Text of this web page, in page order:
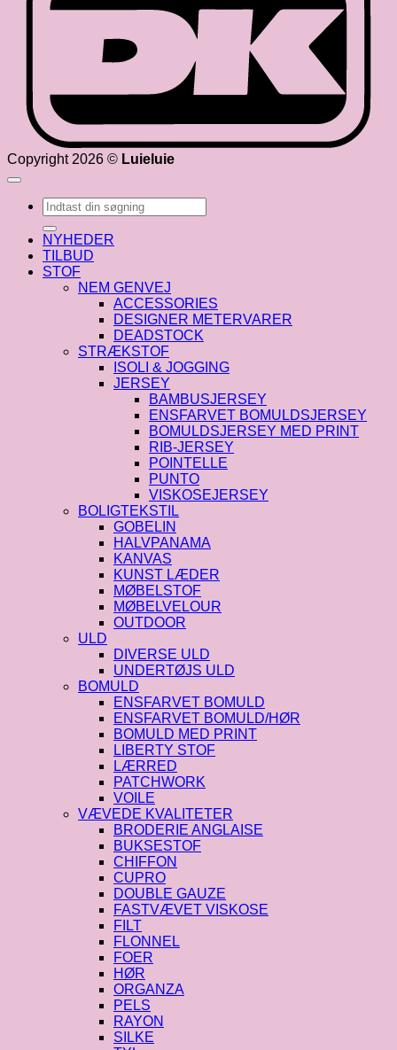
Copyright 2026 © Luieluie
Søg
efter:
NYHEDER
TILBUD
STOF
NEM GENVEJ
ACCESSORIES
DESIGNER METERVARER
DEADSTOCK
STRÆKSTOF
ISOLI & JOGGING
JERSEY
BAMBUSJERSEY
ENSFARVET BOMULDSJERSEY
BOMULDSJERSEY MED PRINT
RIB-JERSEY
POINTELLE
PUNTO
VISKOSEJERSEY
BOLIGTEKSTIL
GOBELIN
HALVPANAMA
KANVAS
KUNST LÆDER
MØBELSTOF
MØBELVELOUR
OUTDOOR
ULD
DIVERSE ULD
UNDERTØJS ULD
BOMULD
ENSFARVET BOMULD
ENSFARVET BOMULD/HØR
BOMULD MED PRINT
LIBERTY STOF
LÆRRED
PATCHWORK
VOILE
VÆVEDE KVALITETER
BRODERIE ANGLAISE
BUKSESTOF
CHIFFON
CUPRO
DOUBLE GAUZE
FASTVÆVET VISKOSE
FILT
FLONNEL
FOER
HØR
ORGANZA
PELS
RAYON
SILKE